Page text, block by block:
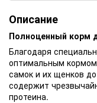
Описание
Полноценный корм
Благодаря
оптимальным
самок и их щенков
содержит
протеина.